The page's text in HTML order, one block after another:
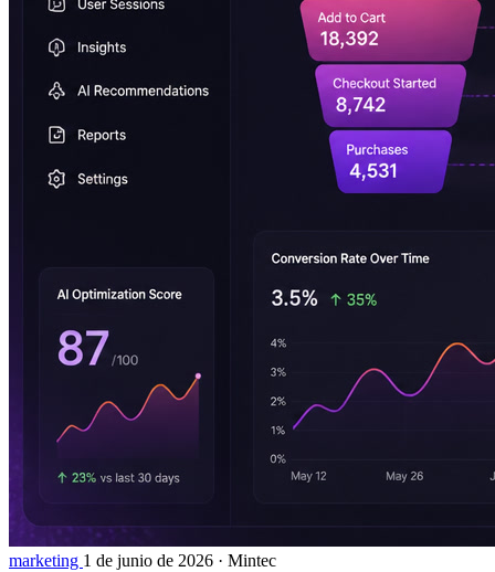
marketing 1 de junio de 2026 · Mintec